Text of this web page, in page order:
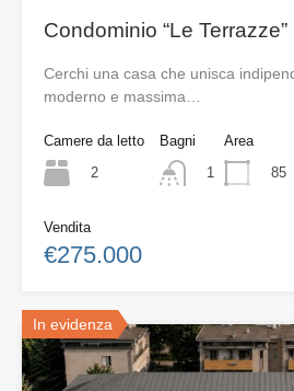
Condominio “Le Terrazze”
Cerchi una casa che unisca
moderno e massima…
Camere da letto
2
Bagni
1
Area
85
Vendita
€275.000
In evidenza